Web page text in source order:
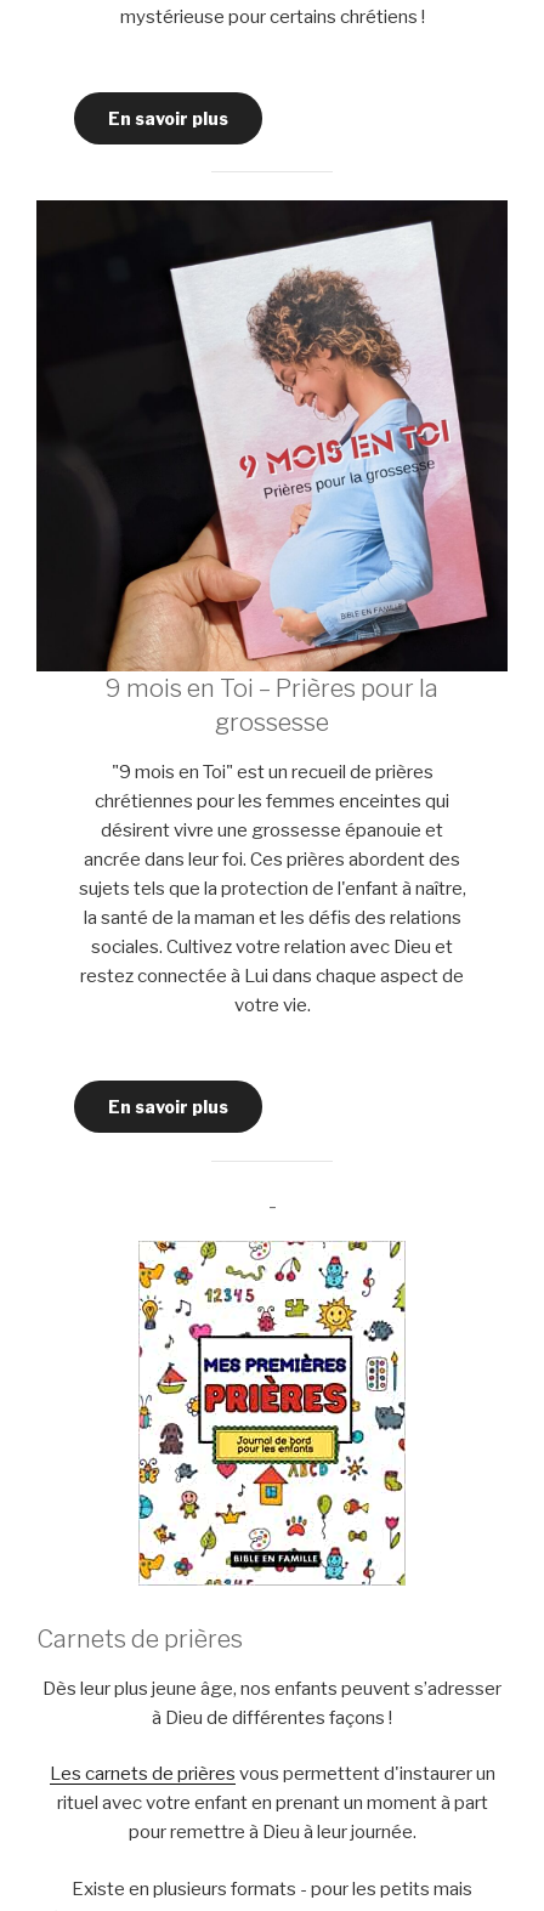
mystérieuse pour certains chrétiens !
En savoir plus
9 mois en Toi – Prières pour la
grossesse
"9 mois en Toi" est un recueil de prières
chrétiennes pour les femmes enceintes qui
désirent vivre une grossesse épanouie et
ancrée dans leur foi. Ces prières abordent des
sujets tels que la protection de l'enfant à naître,
la santé de la maman et les défis des relations
sociales. Cultivez votre relation avec Dieu et
restez connectée à Lui dans chaque aspect de
votre vie.
En savoir plus
-
Carnets de prières
Dès leur plus jeune âge, nos enfants peuvent s’adresser
à Dieu de différentes façons !
Les carnets de prières vous permettent d'instaurer un
rituel avec votre enfant en prenant un moment à part
pour remettre à Dieu à leur journée.
Existe en plusieurs formats - pour les petits mais